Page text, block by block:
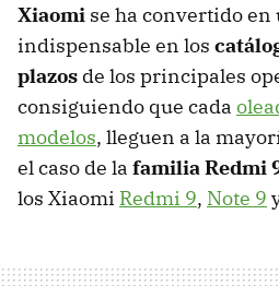
Xiaomi se ha convertido
indispensable en los
plazos de los principales
consiguiendo que cada
modelos, lleguen a la
el caso de la familia Redmi
los Xiaomi Redmi 9, Note 9